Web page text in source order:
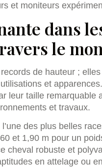
et moniteurs
dans
le
de hauteur ;
et
leur taille remarquable
et travaux.
des plus belles
et 1,90 m pour un
cheval robuste et
en attelage ou